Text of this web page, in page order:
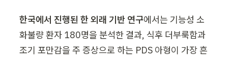
한국에서 진행된 한 외래 기반 연구에서는 기능성 소
화불량 환자 180명을 분석한 결과, 식후 더부룩함과
조기 포만감을 주 증상으로 하는 PDS 아형이 가장 흔